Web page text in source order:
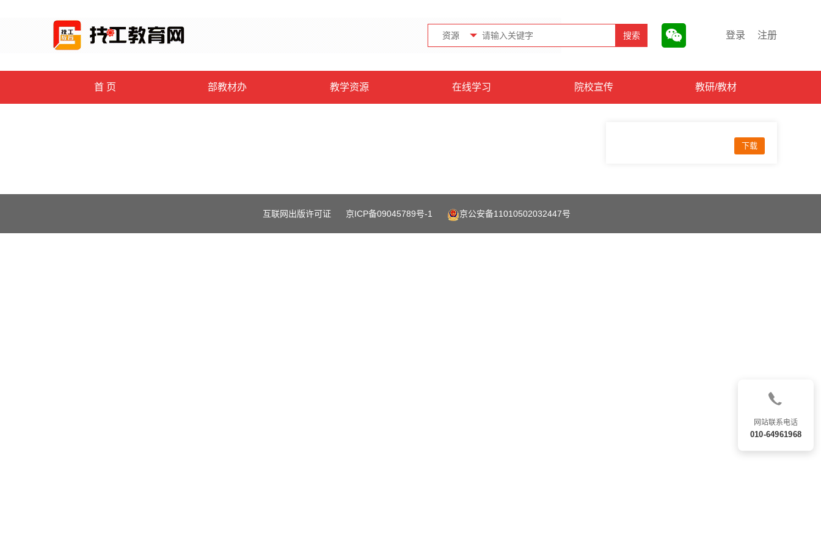
登录 注册
资源
首 页 部教材办 教学资源 在线学习 院校宣传 教研/教材
下载
互联网出版许可证 京ICP备09045789号-1 京公安备11010502032447号
网站联系电话
010-64961968